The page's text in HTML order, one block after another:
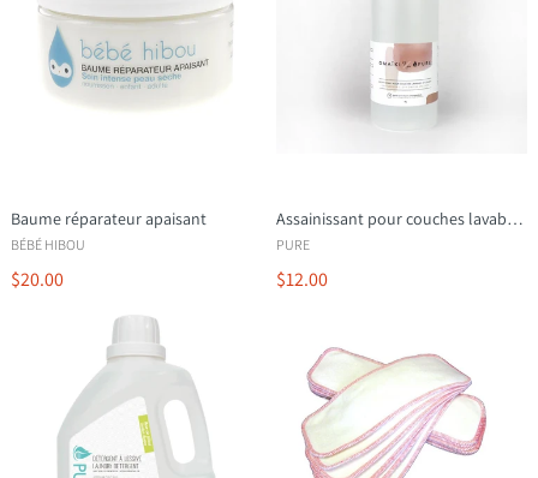
Baume réparateur apaisant
BÉBÉ HIBOU
$20.00
Assainissant pour couches lavables et jouets
PURE
$12.00